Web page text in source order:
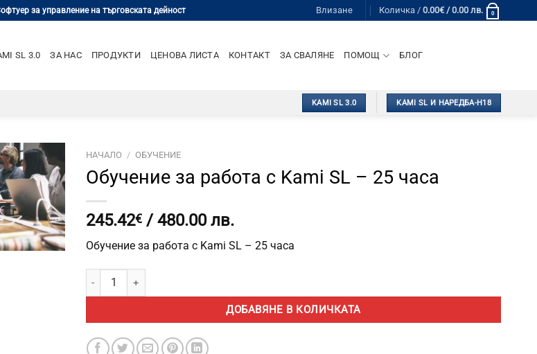
за управление на търговската дейност Влизане Количка / 0.00€/ 0.00 лв. 0
SL 3.0 ЗА НАС ПРОДУКТИ ЦЕНОВА ЛИСТА КОНТАКТ ЗА СВАЛЯНЕ ПОМОЩ БЛОГ
KAMI SL 3.0 KAMI SL И НАРЕДБА-Н18
НАЧАЛО / ОБУЧЕНИЕ
Обучение за работа с Kami SL – 25 часа
245.42€/ 480.00 лв.
Обучение за работа с Kami SL – 25 часа
количество за Обучение за работа с Kami SL - 25 часа
ДОБАВЯНЕ В КОЛИЧКАТА